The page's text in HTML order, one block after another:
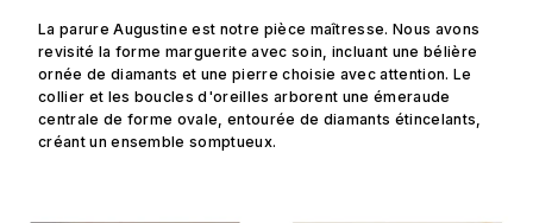
La parure Augustine est notre pièce maîtresse. Nous avons
revisité la forme marguerite avec soin, incluant une bélière
ornée de diamants et une pierre choisie avec attention. Le
collier et les boucles d'oreilles arborent une émeraude
centrale de forme ovale, entourée de diamants étincelants,
créant un ensemble somptueux.